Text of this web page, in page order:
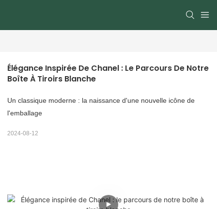
Élégance Inspirée De Chanel : Le Parcours De Notre
Boîte À Tiroirs Blanche
Un classique moderne : la naissance d'une nouvelle icône de
l'emballage
2024-08-12